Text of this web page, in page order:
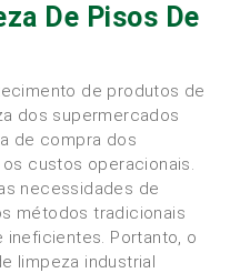
De Pisos De
de produtos de
dos supermercados
de compra dos
custos operacionais.
necessidades de
métodos tradicionais
ineficientes. Portanto, o
limpeza industrial